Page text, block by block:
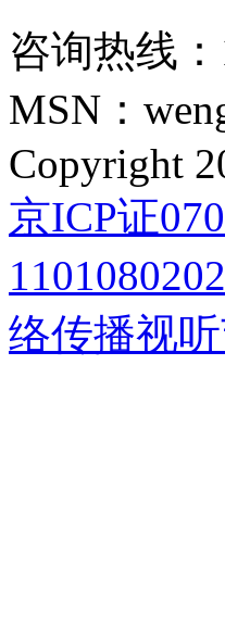
咨询热线
MSN：
Copyright
京ICP证
络传播视